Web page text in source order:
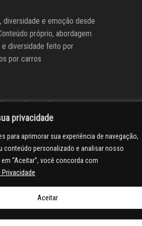
privacidade
para aprimorar sua experiência de navegação,
conteúdo personalizado e analisar nosso
“Aceitar”, você concorda com
Privacidade
Aceitar
diversidade e emoção desde
próprio, abordagem
e diversidade feito por
por carros
Editores